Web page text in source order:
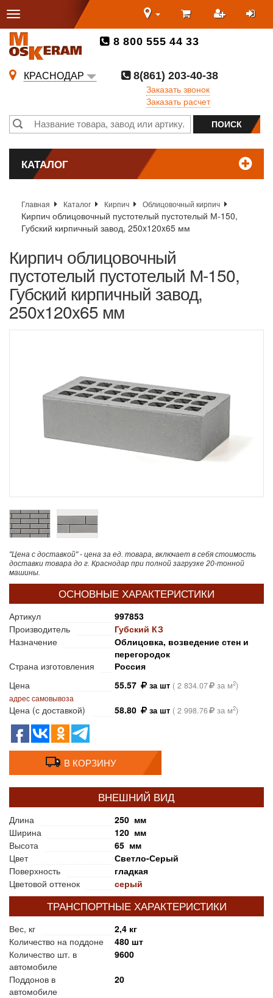
8 800 555 44 33
КРАСНОДАР
8(861) 203-40-38
Заказать звонок
Заказать расчет
КАТАЛОГ
Главная Каталог Кирпич Облицовочный кирпич
Кирпич облицовочный пустотелый пустотелый М-150,
Губский кирпичный завод, 250x120x65 мм
Кирпич облицовочный
пустотелый пустотелый М-150,
Губский кирпичный завод,
250x120x65 мм
"Цена с доставкой" - цена за ед. товара, включает в себя стоимость
доставки товара до г. Краснодар при полной загрузке 20-тонной
машины.
ОСНОВНЫЕ ХАРАКТЕРИСТИКИ
Артикул
997853
Производитель
Губский КЗ
Назначение
Облицовка, возведение стен и
перегородок
Страна изготовления
Россия
Цена
55.57 за шт ( 2 834.07 за м2)
адрес самовывоза
Цена (с доставкой) 58.80 за шт ( 2 998.76 за м2)
В КОРЗИНУ
ВНЕШНИЙ ВИД
Длина
250 мм
Ширина
120 мм
Высота
65 мм
Цвет
Светло-Серый
Поверхность
гладкая
Цветовой оттенок
серый
ТРАНСПОРТНЫЕ ХАРАКТЕРИСТИКИ
Вес, кг
2,4 кг
Количество на поддоне
480 шт
Количество шт. в
автомобиле
9600
Поддонов в
автомобиле
20